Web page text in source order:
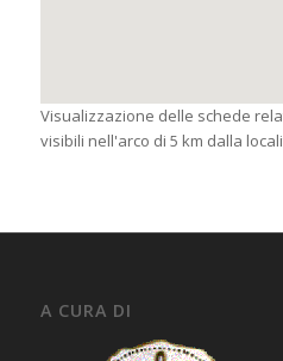
Visualizzazione delle schede
visibili nell'arco di 5 km dalla
A CURA DI